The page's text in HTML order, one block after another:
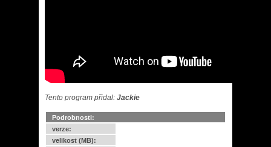
Tento program přidal: Jackie
Podrobnosti:
verze:
velikost (MB):